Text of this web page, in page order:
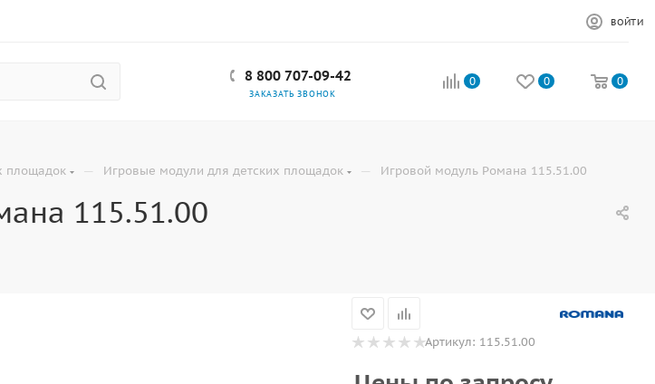
ВОЙТИ
8 800 707-09-42
ЗАКАЗАТЬ ЗВОНОК
0 0 0
площадок — Игровые модули для детских площадок — Игровой модуль Романа 115.51.00
115.51.00
Артикул: 115.51.00